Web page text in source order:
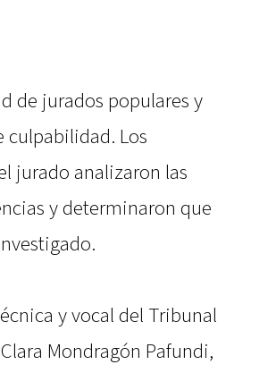
de jurados populares y
Los
jurado analizaron las
y determinaron que
y vocal del Tribunal
Mondragón Pafundi,